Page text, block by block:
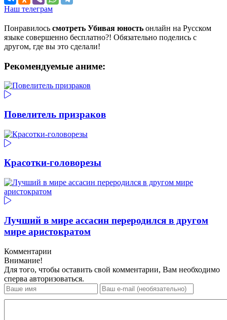
Наш телеграм
Понравилось смотреть Убивая юность онлайн на Русском
языке совершенно бесплатно?! Обязательно поделись с
другом, где вы это сделали!
Рекомендуемые аниме:
Повелитель призраков
Красотки-головорезы
Лучший в мире ассасин переродился в другом
мире аристократом
Комментарии
Внимание!
Для того, чтобы оставить свой комментарии, Вам необходимо
сперва авторизоваться.